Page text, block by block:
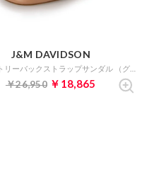
J&M DAVIDSON
￥26,950 ￥18,865